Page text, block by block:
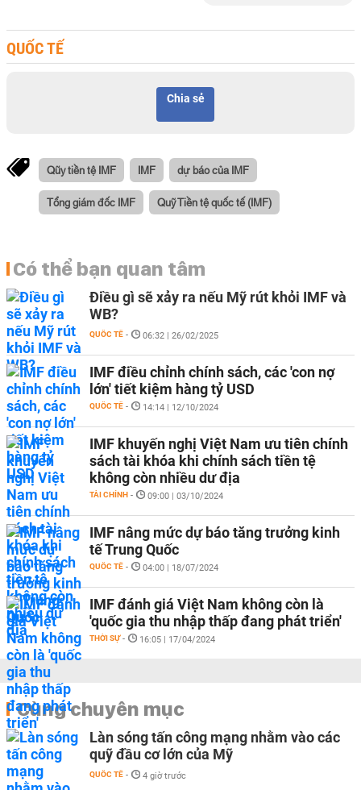
QUỐC TẾ
Chia sẻ
Qũy tiền tệ IMF IMF dự báo của IMF
Tổng giám đốc IMF Quỹ Tiền tệ quốc tế (IMF)
Có thể bạn quan tâm
Điều gì sẽ xảy ra nếu Mỹ rút khỏi IMF và
WB?
QUỐC TẾ - 06:32 | 26/02/2025
IMF điều chỉnh chính sách, các 'con nợ
lớn' tiết kiệm hàng tỷ USD
QUỐC TẾ - 14:14 | 12/10/2024
IMF khuyến nghị Việt Nam ưu tiên chính
sách tài khóa khi chính sách tiền tệ
không còn nhiều dư địa
TÀI CHÍNH - 09:00 | 03/10/2024
IMF nâng mức dự báo tăng trưởng kinh
tế Trung Quốc
QUỐC TẾ - 04:00 | 18/07/2024
IMF đánh giá Việt Nam không còn là
'quốc gia thu nhập thấp đang phát triển'
THỜI SỰ - 16:05 | 17/04/2024
Cùng chuyên mục
Làn sóng tấn công mạng nhằm vào các
quỹ đầu cơ lớn của Mỹ
QUỐC TẾ - 4 giờ trước